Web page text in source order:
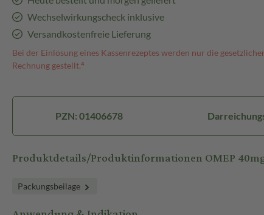
Wechselwirkungscheck inklusive
Versandkostenfreie Lieferung
Bei der Einlösung eines Kassenrezeptes werden nur die
Rechnung gestellt.⁴
PZN: 01406678
Produktdetails/Produktinformationen OMEP
Packungsbeilage